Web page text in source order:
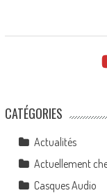
CATÉGORIES
Actualités
Actuellement
Casques Audio